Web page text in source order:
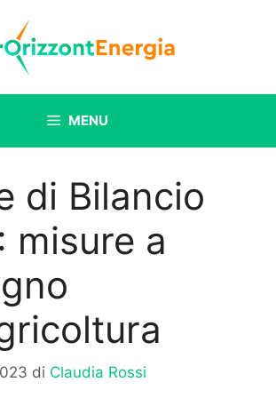
MENU
di Bilancio
misure a
di Claudia Rossi